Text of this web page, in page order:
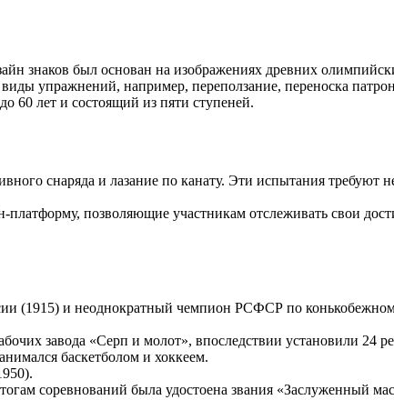
знаков был основан на изображениях древних
упражнений, например, переползание, переноска
60 лет и состоящий из пяти ступеней.
снаряда и лазание по канату. Эти испытания требуют
позволяющие участникам отслеживать свои
(1915) и неоднократный чемпион РСФСР по
завода «Серп и молот», впоследствии установили 24
баскетболом и хоккеем.
соревнований была удостоена звания «Заслуженный